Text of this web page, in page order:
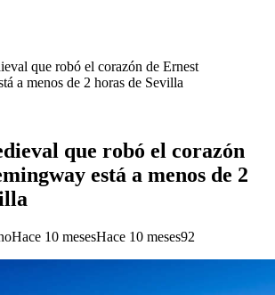
que robó el corazón de Ernest
a menos de 2 horas de Sevilla
que robó el corazón
está a menos de 2
Hace 10 mesesHace 10 meses92